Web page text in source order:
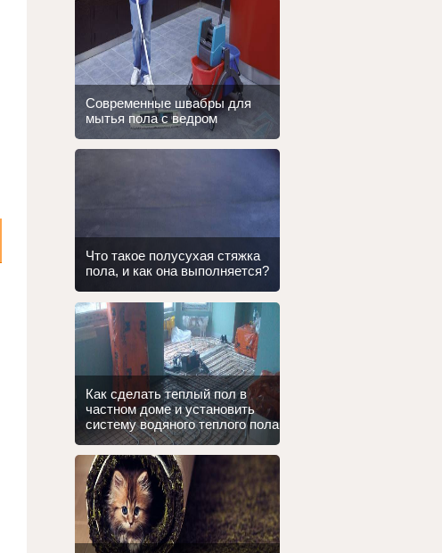
Современные швабры для
мытья пола с ведром
Что такое полусухая стяжка
пола, и как она выполняется?
Как сделать теплый пол в
частном доме и установить
систему водяного теплого пола